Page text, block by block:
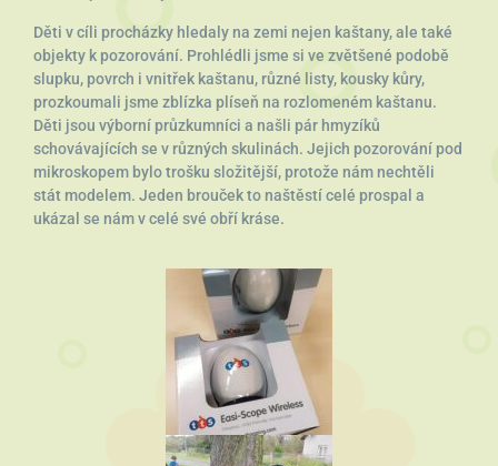
Děti v cíli procházky hledaly na zemi nejen kaštany, ale také
objekty k pozorování. Prohlédli jsme si ve zvětšené podobě
slupku, povrch i vnitřek kaštanu, různé listy, kousky kůry,
prozkoumali jsme zblízka plíseň na rozlomeném kaštanu.
Děti jsou výborní průzkumníci a našli pár hmyzíků
schovávajících se v různých skulinách. Jejich pozorování pod
mikroskopem bylo trošku složitější, protože nám nechtěli
stát modelem. Jeden brouček to naštěstí celé prospal a
ukázal se nám v celé své obří kráse.